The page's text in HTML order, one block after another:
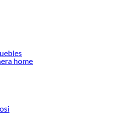
de decoración, estamos aquí para hacer
todo lo que tenemos para ofrecerte en
de Quincallería para Muebles y Closet
de calidad para tus proyectos y
descubre todo lo que tenemos para
de Quincallería para Muebles y
necesario para tus proyectos de
haz tus ideas realidad!
home